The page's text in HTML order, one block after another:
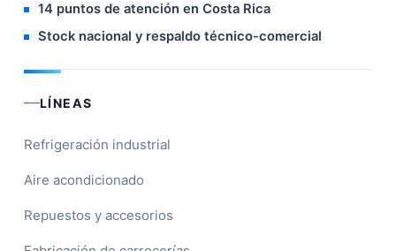
14 puntos de atención en Costa Rica
Stock nacional y respaldo técnico-comercial
LÍNEAS
Refrigeración industrial
Aire acondicionado
Repuestos y accesorios